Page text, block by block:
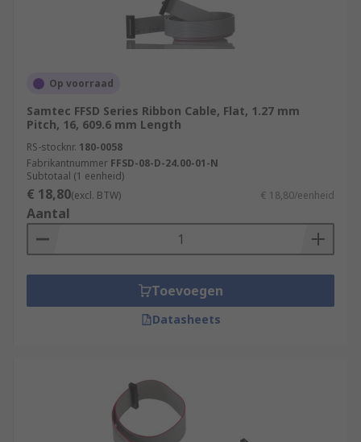
Op voorraad
Samtec FFSD Series Ribbon Cable, Flat, 1.27 mm
Pitch, 16, 609.6 mm Length
RS-stocknr. 180-0058
Fabrikantnummer FFSD-08-D-24.00-01-N
Subtotaal (1 eenheid)
€ 18,80(excl. BTW) € 18,80/eenheid
Aantal
Toevoegen
Datasheets